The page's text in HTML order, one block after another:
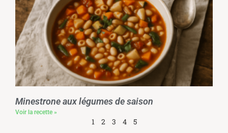
Minestrone aux légumes de saison
Voir la recette »
1 2 3 4 5